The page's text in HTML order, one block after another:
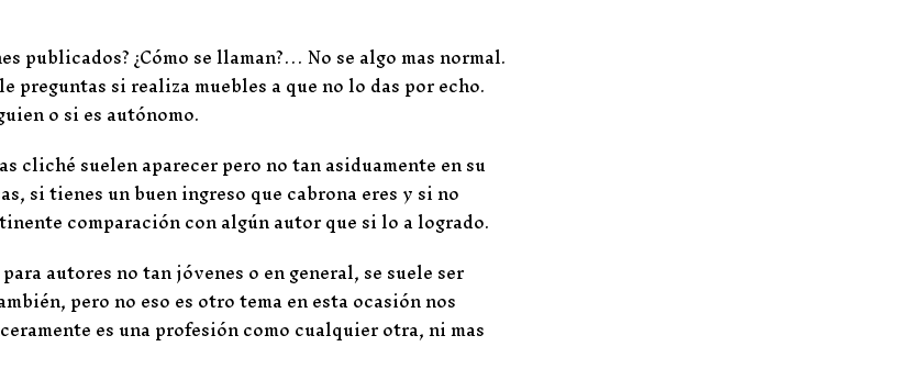
publicados? ¿Cómo se llaman?… No se algo mas normal.
si realiza muebles a que no lo das por echo.
o si es autónomo.
cliché suelen aparecer pero no tan asiduamente en su
si tienes un buen ingreso que cabrona eres y si no
comparación con algún autor que si lo a logrado.
autores no tan jóvenes o en general, se suele ser
pero no eso es otro tema en esta ocasión nos
es una profesión como cualquier otra, ni mas